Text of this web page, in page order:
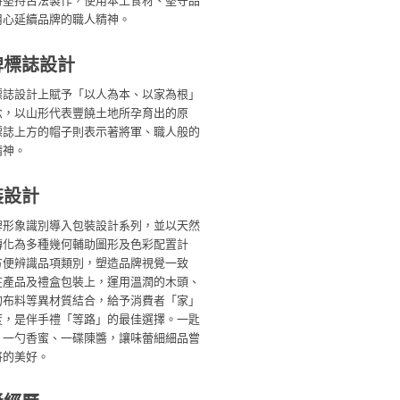
延續品牌的職人精神。
誌設計
設計上賦予「以人為本、以家為根」
，以山形代表豐饒土地所孕育出的原
上方的帽子則表示著將軍、職人般的
。
計
形象識別導入包裝設計系列，並以天然
化為多種幾何輔助圖形及色彩配置計
辨識品項類別，塑造品牌視覺一致
品及禮盒包裝上，運用溫潤的木頭、
料等異材質結合，給予消費者「家」
是伴手禮「等路」的最佳選擇。一匙
勺香蜜、一碟陳醬，讓味蕾細細品嘗
美好。